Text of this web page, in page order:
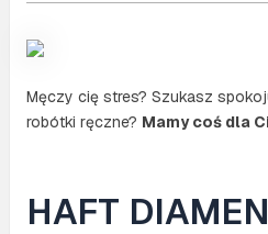
Męczy cię stres? Szukasz
robótki ręczne? Mamy coś dla
HAFT